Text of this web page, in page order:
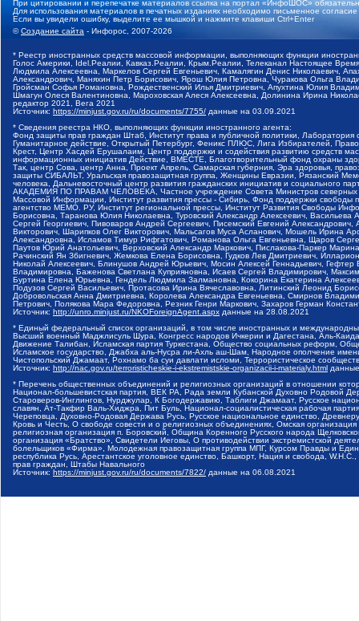
При цитировании и перепечатке материалов ссылка на портал «ИнфоШОС»
Для использования материалов в печатных изданиях необходимо письменное
Если вы увидели ошибку, выделите ее мышкой и нажмите клавиши Ctrl+Enter
©Создание сайта - Инфорос, 2007-2026
* Реестр иностранных средств массовой информации, выполняющих функции
Голос Америки, Idel.Реалии, Кавказ.Реалии, Крым.Реалии, Телеканал Настоящее
Людмила Алексеевна, Маркелов Сергей Евгеньевич, Камалягин Денис Николаевич,
Александрович, Маняхин Петр Борисович, Ярош Юлия Петровна, Чуракова Ольга
Гройсман Софья Романовна, Рождественский Илья Дмитриевич, Апухтина Юлия
Шмагун Олеся Валентиновна, Мароховская Алеся Алексеевна, Долинина Ирина
редактор 2021, Вега 2021
Источник: https://minjust.gov.ru/ru/documents/7755/ данные на 03.09.2021
* Сведения реестра НКО, выполняющих функции иностранного агента:
Фонд защиты прав граждан Штаб, Институт права и публичной политики,
Гуманитарное действие, Открытый Петербург, Феникс ПЛЮС, Лига Избирателей,
Крест, Центр Хасдей Ерушалаим, Центр поддержки и содействия развитию средств
информационных инициатив Действие, ВМЕСТЕ, Благотворительный фонд охраны
Так, центр Сова, центр Анна, Проект Апрель, Самарская губерния, Эра здоровья,
защиты СИБАЛЬТ, Уральская правозащитная группа, Женщины Евразии, Рязанский
человека, Дальневосточный центр развития гражданских инициатив и социального
АКАДЕМИЯ ПО ПРАВАМ ЧЕЛОВЕКА, Частное учреждение Совета Министров северных
Массовой Информации, Институт развития прессы - Сибирь, Фонд поддержки
агентство МЕМО. РУ, Институт региональной прессы, Институт Развития Свободы
Борисовна, Таранова Юлия Николаевна, Туровский Александр Алексеевич,
Сергей Георгиевич, Пивоваров Андрей Сергеевич, Писемский Евгений
Викторович, Шарипков Олег Викторович, Мальсагов Муса Асланович, Мошель Ирина
Александровна, Исламов Тимур Рифгатович, Романова Ольга Евгеньевна, Щаров
Паутов Юрий Анатольевич, Верховский Александр Маркович, Пислакова-Паркер
Рачинский Ян Збигневич, Жемкова Елена Борисовна, Гудков Лев Дмитриевич,
Николай Алексеевич, Блинушов Андрей Юрьевич, Мосин Алексей Геннадьевич,
Владимировна, Баженова Светлана Куприяновна, Исаев Сергей Владимирович,
Буртина Елена Юрьевна, Гендель Людмила Залмановна, Кокорина Екатерина
Подузов Сергей Васильевич, Протасова Ирина Вячеславовна, Литинский Леонид
Добровольская Анна Дмитриевна, Королева Александра Евгеньевна, Смирнов
Петрович, Полякова Мара Федоровна, Резник Генри Маркович, Захаров Герман
Источник: http://unro.minjust.ru/NKOForeignAgent.aspx данные на 28.08.2021
* Единый федеральный список организаций, в том числе иностранных и
Высший военный Маджлисуль Шура, Конгресс народов Ичкерии и Дагестана, Аль-
Движение Талибан, Исламская партия Туркестана, Общество социальных реформ,
Исламское государство, Джабха аль-Нусра ли-Ахль аш-Шам, Народное ополчение
Чистопольский Джамаат, Рохнамо ба суи давлати исломи, Террористическое
Источник: http://nac.gov.ru/terroristicheskie-i-ekstremistskie-organizacii-i-materialy.html
* Перечень общественных объединений и религиозных организаций в отношении
Национал-большевистская партия, ВЕК РА, Рада земли Кубанской Духовно Родовой
Староверов-Инглингов, Нурджулар, К Богодержавию, Таблиги Джамаат, Русское
славян, Ат-Такфир Валь-Хиджра, Пит Буль, Национал-социалистическая рабочая
Череповца, Духовно-Родовая Держава Русь, Русское национальное единство,
Кровь и Честь, О свободе совести и о религиозных объединениях, Омская
религиозная организация п. Боровский, Община Коренного Русского народа
организация «Братство», Свидетели Иеговы, О противодействии экстремистской
болельщиков «Фирма», Молодежная правозащитная группа МПГ, Курсом Правды и
республика Русь, Арестантское уголовное единство, Башкорт, Нация и свобода,
прав граждан, Штабы Навального
Источник: https://minjust.gov.ru/ru/documents/7822/ данные на 06.08.2021